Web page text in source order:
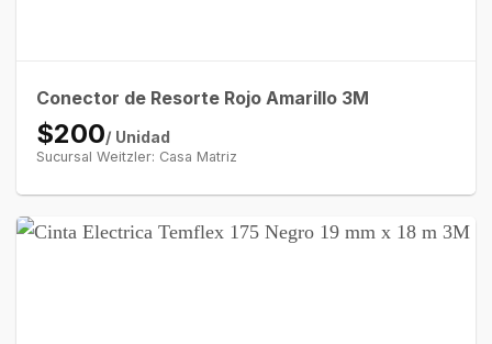
Conector de Resorte Rojo Amarillo 3M
$200/ Unidad
Sucursal Weitzler: Casa Matriz